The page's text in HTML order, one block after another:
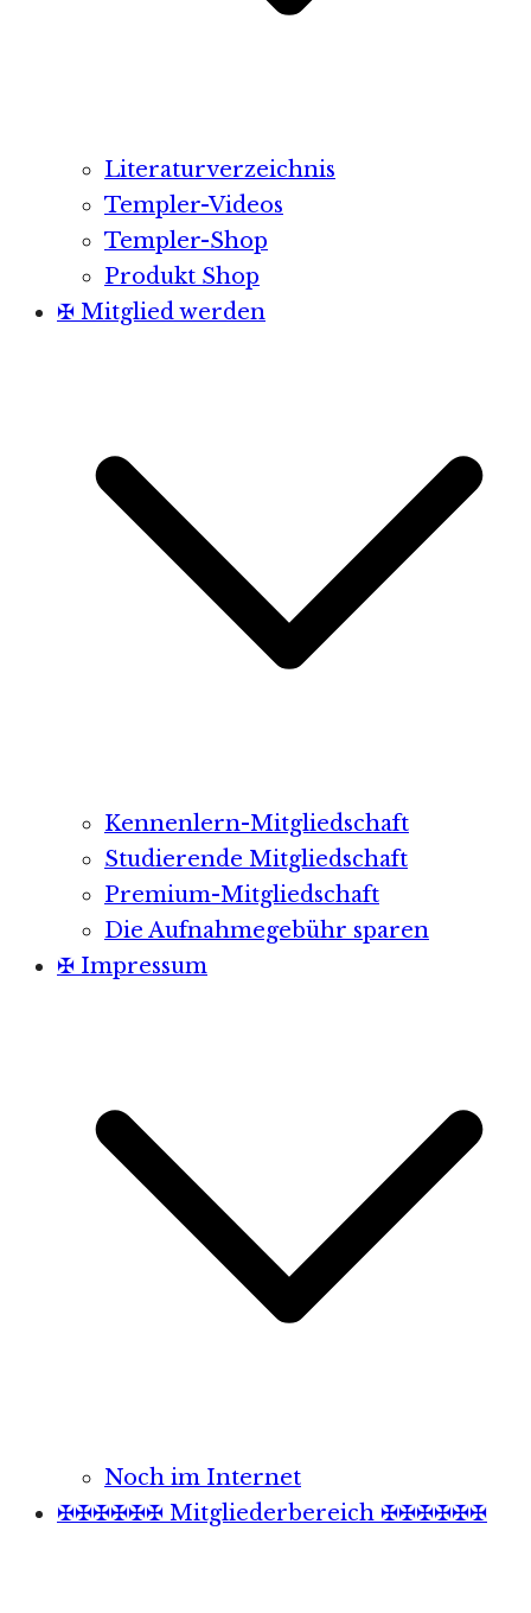
Literaturverzeichnis
Templer-Videos
Templer-Shop
Produkt Shop
✠ Mitglied werden
Kennenlern-Mitgliedschaft
Studierende Mitgliedschaft
Premium-Mitgliedschaft
Die Aufnahmegebühr sparen
✠ Impressum
Noch im Internet
✠✠✠✠✠✠ Mitgliederbereich ✠✠✠✠✠✠